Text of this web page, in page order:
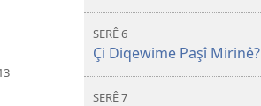
SERÊ 6
Çi Diqewime Paşî Mirinê?
SERÊ 7